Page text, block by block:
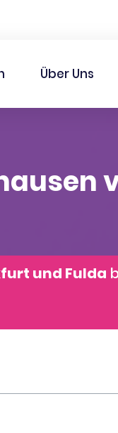
Über Uns
und Fulda